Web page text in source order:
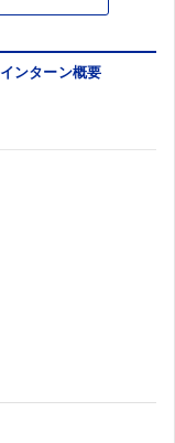
インターン概要